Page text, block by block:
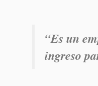
“Es un
ingreso